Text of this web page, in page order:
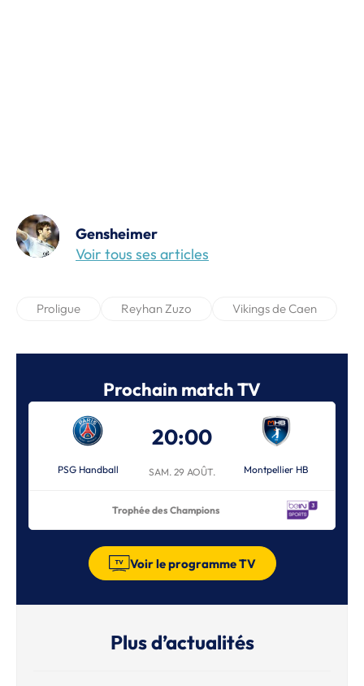
Gensheimer
Voir tous ses articles
Proligue Reyhan Zuzo Vikings de Caen
Prochain match TV
PSG Handball
20:00
SAM. 29 AOÛT. Montpellier HB
Trophée des Champions
Voir le programme TV
Plus d’actualités